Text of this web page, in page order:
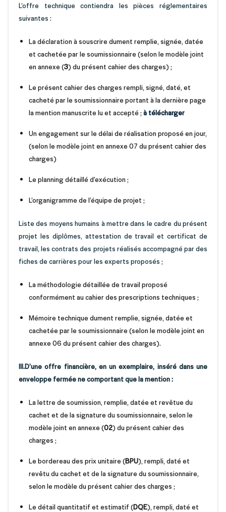
L’offre technique contiendra les pièces réglementaires
suivantes :
La déclaration à souscrire dument remplie, signée, datée
et cachetée par le soumissionnaire (selon le modèle joint
en annexe (3) du présent cahier des charges) ;
Le présent cahier des charges rempli, signé, daté, et
cacheté par le soumissionnaire portant à la dernière page
la mention manuscrite lu et accepté ;à télécharger
Un engagement sur le délai de réalisation proposé en jour,
(selon le modèle joint en annexe 07 du présent cahier des
charges)
Le planning détaillé d’exécution ;
L’organigramme de l’équipe de projet ;
Liste des moyens humains à mettre dans le cadre du présent
projet les diplômes, attestation de travail et certificat de
travail, les contrats des projets réalisés accompagné par des
fiches de carrières pour les experts proposés ;
La méthodologie détaillée de travail proposé
conformément au cahier des prescriptions techniques ;
Mémoire technique dument remplie, signée, datée et
cachetée par le soumissionnaire (selon le modèle joint en
annexe 06 du présent cahier des charges).
III.D’une offre financière, en un exemplaire, inséré dans une
enveloppe fermée ne comportant que la mention :
La lettre de soumission, remplie, datée et revêtue du
cachet et de la signature du soumissionnaire, selon le
modèle joint en annexe (02) du présent cahier des
charges ;
Le bordereau des prix unitaire (BPU), rempli, daté et
revêtu du cachet et de la signature du soumissionnaire,
selon le modèle du présent cahier des charges ;
Le détail quantitatif et estimatif (DQE), rempli, daté et